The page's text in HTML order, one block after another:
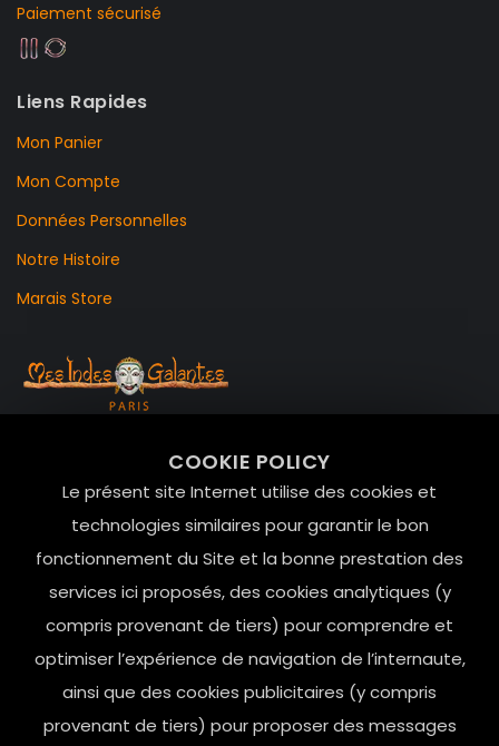
COOKIE POLICY
Le présent site Internet utilise des cookies et
technologies similaires pour garantir le bon
fonctionnement du Site et la bonne prestation des
services ici proposés, des cookies analytiques (y
compris provenant de tiers) pour comprendre et
optimiser l’expérience de navigation de l’internaute,
ainsi que des cookies publicitaires (y compris
provenant de tiers) pour proposer des messages
Paiement sécurisé
Liens Rapides
Mon Panier
Mon Compte
Données Personnelles
Notre Histoire
Marais Store
Le Marais, 75004 Paris
contact@mesindesgalantes.com
01.42.72.42.51